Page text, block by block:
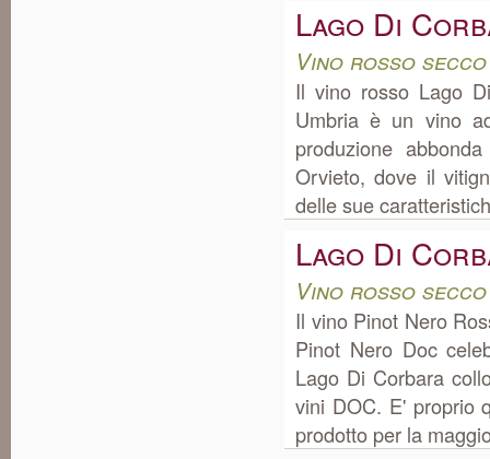
Lago Di
Vino rosso
Il vino rosso Lago
Umbria è un vino
produzione
Orvieto, dove il
delle sue
Lago Di
Vino rosso
Il vino Pinot Nero
Pinot Nero Doc
Lago Di Corbara
vini DOC. E' proprio
prodotto per la